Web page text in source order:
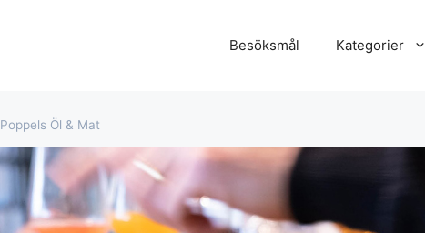
Besöksmål Kategorier
Poppels Öl & Mat